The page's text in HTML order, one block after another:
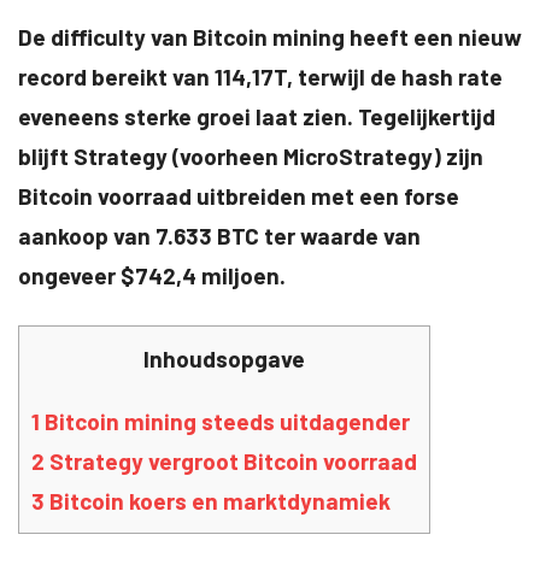
De difficulty van Bitcoin mining heeft een nieuw
record bereikt van 114,17T, terwijl de hash rate
eveneens sterke groei laat zien. Tegelijkertijd
blijft Strategy (voorheen MicroStrategy) zijn
Bitcoin voorraad uitbreiden met een forse
aankoop van 7.633 BTC ter waarde van
ongeveer $742,4 miljoen.
Inhoudsopgave
1 Bitcoin mining steeds uitdagender
2 Strategy vergroot Bitcoin voorraad
3 Bitcoin koers en marktdynamiek